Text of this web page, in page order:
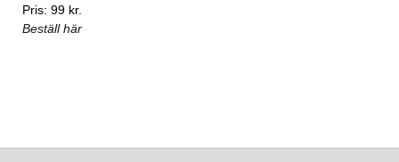
Pris: 99 kr.
Beställ här